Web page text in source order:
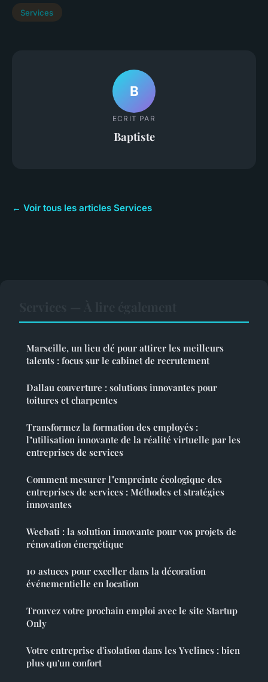
Services
B
ECRIT PAR
Baptiste
← Voir tous les articles Services
Marseille, un lieu clé pour attirer les meilleurs
talents : focus sur le cabinet de recrutement
Dallau couverture : solutions innovantes pour
toitures et charpentes
Transformez la formation des employés :
l"utilisation innovante de la réalité virtuelle par les
entreprises de services
Comment mesurer l"empreinte écologique des
entreprises de services : Méthodes et stratégies
innovantes
Weebati : la solution innovante pour vos projets de
rénovation énergétique
10 astuces pour exceller dans la décoration
événementielle en location
Trouvez votre prochain emploi avec le site Startup
Only
Votre entreprise d'isolation dans les Yvelines : bien
plus qu'un confort